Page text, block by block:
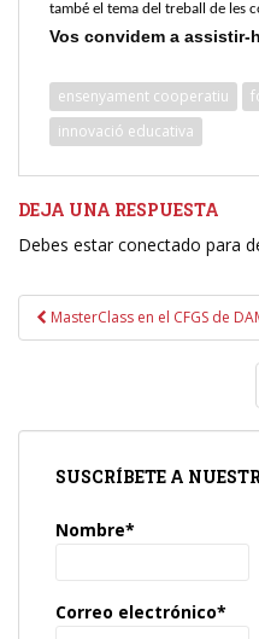
també el tema del treball de les
Vos convidem a assistir-
ensenyament cooperatiu
innovació educativa
DEJA UNA RESPUESTA
Debes estar conectado para
Navegación
de
MasterClass en el CFGS de
SUSCRÍBETE A
Nombre*
Correo electrónico*